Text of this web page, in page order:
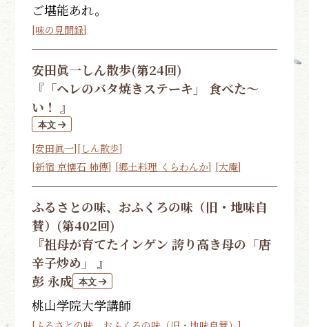
ご堪能あれ。
[味の見聞録]
安田眞一しん散歩(第24回)
『「ヘレのバタ焼きステーキ」 食べた〜
い！ 』
[安田眞一][しん散歩]
[新宿 京懐石 柿傳] [郷土料理 くらわんか] [大庵]
ふるさとの味、おふくろの味（旧・地味自
賛）(第402回)
『祖母が育てたインゲン 誇り高き母の「唐
辛子炒め」 』
彭 永成
桃山学院大学講師